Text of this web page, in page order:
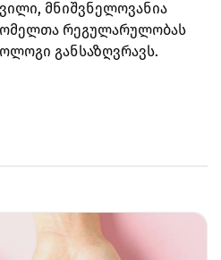
მნიშვნელოვანია
რეგულარულობას
განსაზღვრავს.